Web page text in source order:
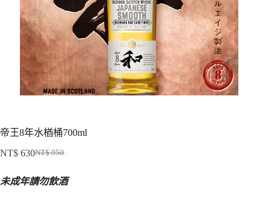
帝王8年水楢桶700ml
NT$950
始
價
NT$ 630
前
價
未成年請勿飲酒